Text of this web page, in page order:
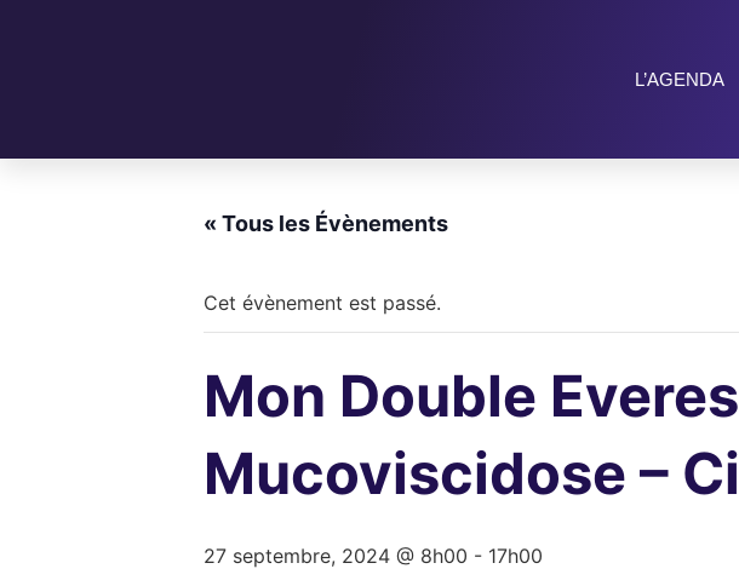
L’AGENDA
« Tous les Évènements
Cet évènement est passé.
Mon Double
Mucoviscidose –
27 septembre, 2024 @ 8h00 - 17h00